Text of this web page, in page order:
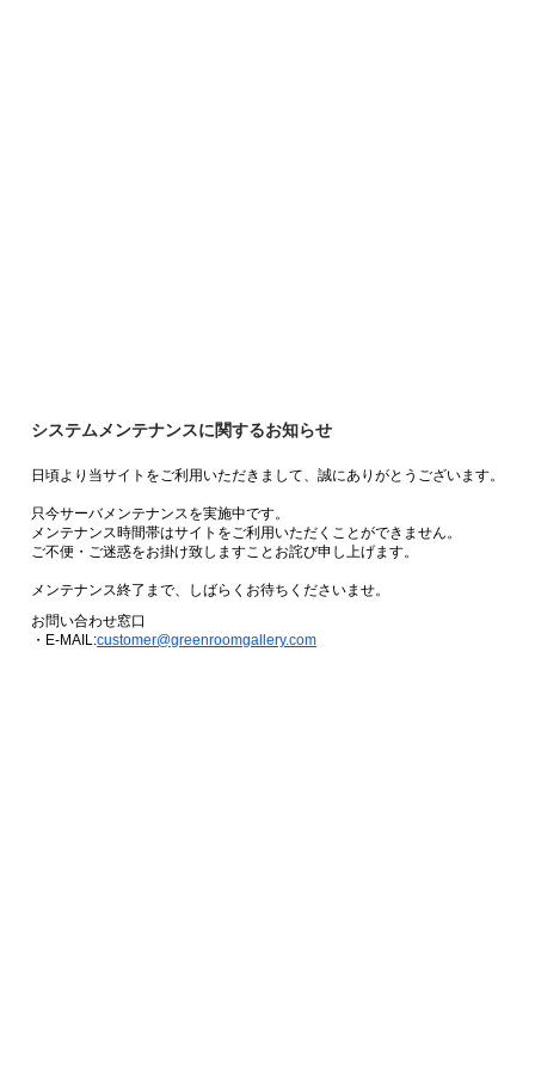
システムメンテナンスに関するお知らせ
日頃より当サイトをご利用いただきまして、誠にありがとうございます。
只今サーバメンテナンスを実施中です。
メンテナンス時間帯はサイトをご利用いただくことができません。
ご不便・ご迷惑をお掛け致しますことお詫び申し上げます。
メンテナンス終了まで、しばらくお待ちくださいませ。
お問い合わせ窓口
・E-MAIL:customer@greenroomgallery.com